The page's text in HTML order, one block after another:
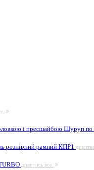
і пресшайбою Шуруп по
розпірний рамний КПР1
дивитись все